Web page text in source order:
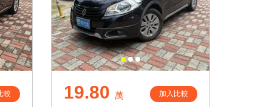
較 19.80 萬 加入比較